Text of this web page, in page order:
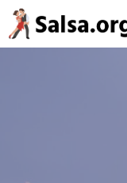
Przejdź
do